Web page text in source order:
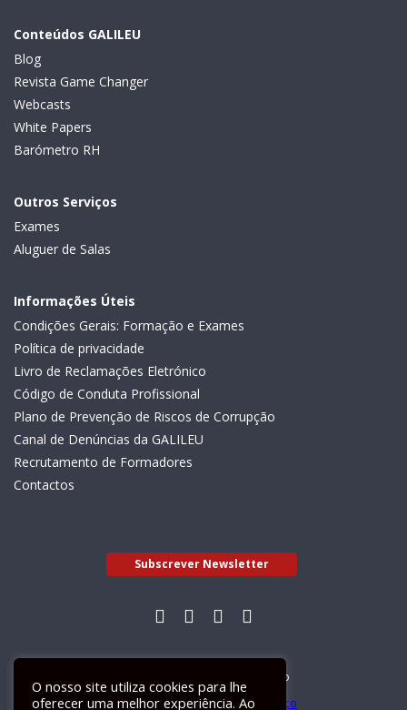
Conteúdos GALILEU
Blog
Revista Game Changer
Webcasts
White Papers
Barómetro RH
Outros Serviços
Exames
Aluguer de Salas
Informações Úteis
Condições Gerais: Formação e Exames
Política de privacidade
Livro de Reclamações Eletrónico
Código de Conduta Profissional
Plano de Prevenção de Riscos de Corrupção
Canal de Denúncias da GALILEU
Recrutamento de Formadores
Contactos
Subscrever Newsletter
Livro de Reclamações Electrónico
O nosso site utiliza cookies para lhe
oferecer uma melhor experiência. Ao